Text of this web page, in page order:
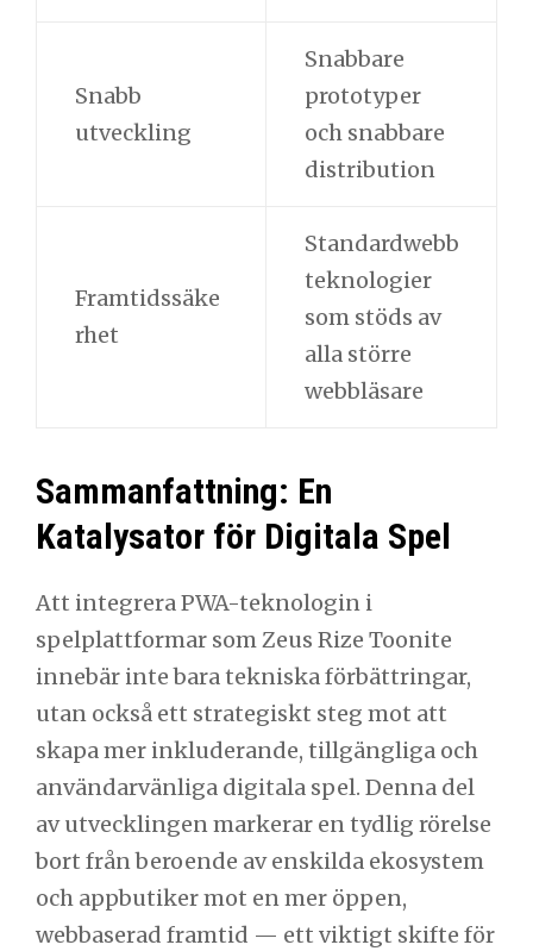
Snabb
utveckling
Snabbare
prototyper
och snabbare
distribution
Framtidssäke
rhet
Standardwebb
teknologier
som stöds av
alla större
webbläsare
Sammanfattning: En
Katalysator för Digitala Spel
Att integrera PWA-teknologin i
spelplattformar som Zeus Rize Toonite
innebär inte bara tekniska förbättringar,
utan också ett strategiskt steg mot att
skapa mer inkluderande, tillgängliga och
användarvänliga digitala spel. Denna del
av utvecklingen markerar en tydlig rörelse
bort från beroende av enskilda ekosystem
och appbutiker mot en mer öppen,
webbaserad framtid — ett viktigt skifte för